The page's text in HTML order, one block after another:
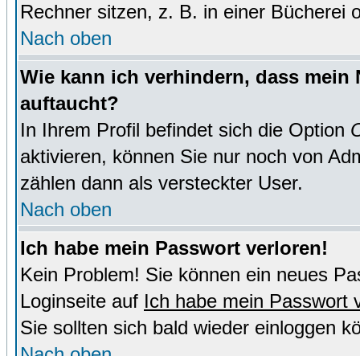
Rechner sitzen, z. B. in einer Bücherei
Nach oben
Wie kann ich verhindern, dass
auftaucht?
In Ihrem Profil befindet sich die Option
aktivieren, können Sie nur noch von
zählen dann als versteckter User.
Nach oben
Ich habe mein Passwort verloren!
Kein Problem! Sie können ein neues
Loginseite auf Ich habe mein Passwort
Sie sollten sich bald wieder einloggen